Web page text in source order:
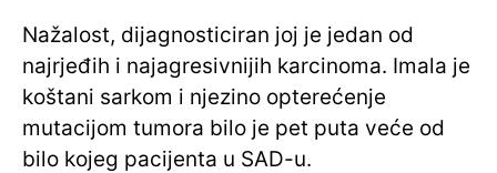
Nažalost, dijagnosticiran joj je jedan od
najrjeđih i najagresivnijih karcinoma. Imala je
koštani sarkom i njezino opterećenje
mutacijom tumora bilo je pet puta veće od
bilo kojeg pacijenta u SAD-u.